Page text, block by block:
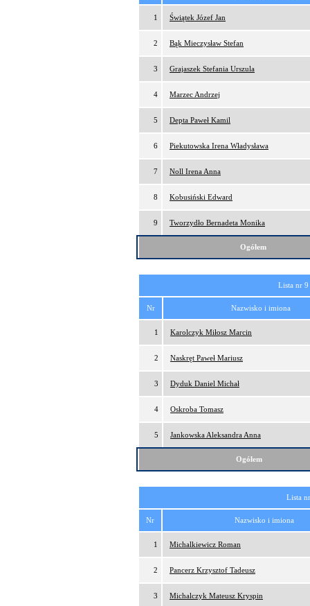
1 Świątek Józef Jan
2 Bąk Mieczysław Stefan
3 Grajaszek Stefania Urszula
4 Marzec Andrzej
5 Depta Paweł Kamil
6 Piekutowska Irena Władysława
7 Noll Irena Anna
8 Kobusiński Edward
9 Tworzydło Bernadeta Monika
Ogółem
Lista nr
Nr Nazwisko i imiona
1 Karolczyk Miłosz Marcin
2 Naskręt Paweł Mariusz
3 Dyduk Daniel Michał
4 Oskroba Tomasz
5 Jankowska Aleksandra Anna
Ogółem
Lista
Nr Nazwisko i imiona
1 Michalkiewicz Roman
2 Pancerz Krzysztof Tadeusz
3 Michalczyk Mateusz Kryspin